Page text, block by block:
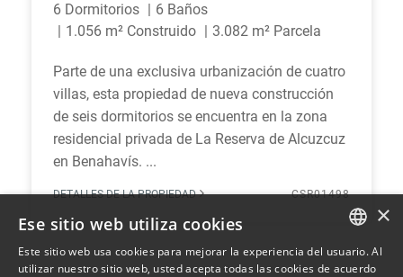
6 Dormitorios
6 Baños
1.056 m² Construido
3.082 m² Parcela
Parte de una exclusiva urbanización de cuatro
villas, esta propiedad de nueva construcción
de seis dormitorios se encuentra en la zona
residencial privada de La Reserva de Alcuzcuz
en Benahavís. ...
DETALLES DE LA PROPIEDAD CSR01498
ENGLISH
×
Ese sitio web utiliza cookies
Este sitio web usa cookies para mejorar la experiencia del usuario. Al
utilizar nuestro sitio web, usted acepta todas las cookies de acuerdo